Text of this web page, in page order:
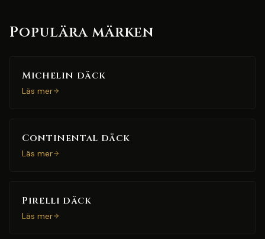
Populära märken
Michelin däck
Läs mer
Continental däck
Läs mer
Pirelli däck
Läs mer